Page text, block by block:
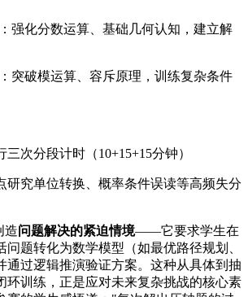
​：强化分数运算、基础几何认知，建立解
​：突破模运算、容斥原理，训练复杂条件
三次分段计时（10+15+15分钟）
研究单位转换、概率条件误读等高频失分
造​​问题解决的紧迫情境​​——它要求学生在
问题转化为数学模型（如最优路径规划、
通过逻辑推演验证方案。这种从具体到抽
环训练，正是应对未来复杂挑战的核心素